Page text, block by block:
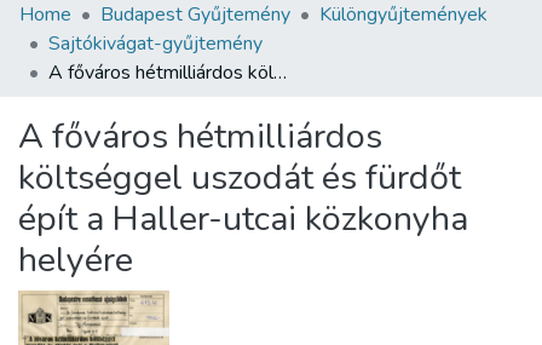
Communities & Collections
All of DSpace
About us
Home Budapest Gyűjtemény
Különgyűjtemények
Sajtókivágat-gyűjtemény
A főváros hétmilliárdos költséggel uszodát és fürdőt épít a Haller-utcai közkonyha helyére
A főváros hétmilliárdos
költséggel uszodát és fürdőt
épít a Haller-utcai közkonyha
helyére